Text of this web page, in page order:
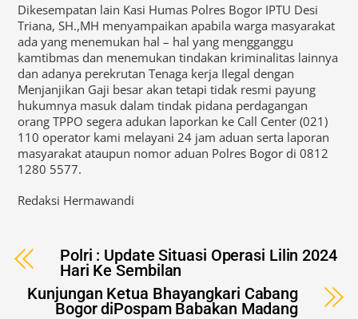
Dikesempatan lain Kasi Humas Polres Bogor IPTU Desi
Triana, SH.,MH menyampaikan apabila warga masyarakat
ada yang menemukan hal – hal yang mengganggu
kamtibmas dan menemukan tindakan kriminalitas lainnya
dan adanya perekrutan Tenaga kerja Ilegal dengan
Menjanjikan Gaji besar akan tetapi tidak resmi payung
hukumnya masuk dalam tindak pidana perdagangan
orang TPPO segera adukan laporkan ke Call Center (021)
110 operator kami melayani 24 jam aduan serta laporan
masyarakat ataupun nomor aduan Polres Bogor di 0812
1280 5577.
Redaksi Hermawandi
Polri : Update Situasi Operasi Lilin 2024
Hari Ke Sembilan
Kunjungan Ketua Bhayangkari Cabang
Bogor diPospam Babakan Madang